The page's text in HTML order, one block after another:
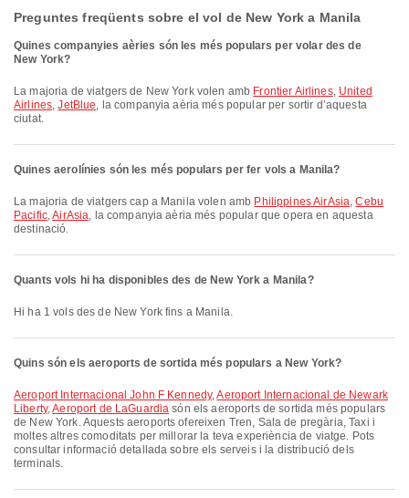
Preguntes freqüents sobre el vol de New York a Manila
Quines companyies aèries són les més populars per volar des de
New York?
La majoria de viatgers de New York volen amb Frontier Airlines, United
Airlines,JetBlue, la companyia aèria més popular per sortir d’aquesta
ciutat.
Quines aerolínies són les més populars per fer vols a Manila?
La majoria de viatgers cap a Manila volen amb Philippines AirAsia,Cebu
Pacific,AirAsia, la companyia aèria més popular que opera en aquesta
destinació.
Quants vols hi ha disponibles des de New York a Manila?
Hi ha 1 vols des de New York fins a Manila.
Quins són els aeroports de sortida més populars a New York?
Aeroport Internacional John F Kennedy,Aeroport Internacional de Newark
Liberty,Aeroport de LaGuardia són els aeroports de sortida més populars
de New York. Aquests aeroports ofereixen Tren, Sala de pregària, Taxi i
moltes altres comoditats per millorar la teva experiència de viatge. Pots
consultar informació detallada sobre els serveis i la distribució dels
terminals.